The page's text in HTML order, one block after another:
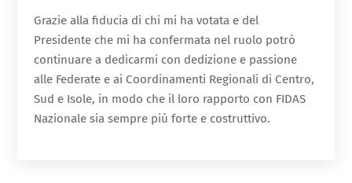
Grazie alla fiducia di chi mi ha votata e del
Presidente che mi ha confermata nel ruolo potrò
continuare a dedicarmi con dedizione e passione
alle Federate e ai Coordinamenti Regionali di Centro,
Sud e Isole, in modo che il loro rapporto con FIDAS
Nazionale sia sempre più forte e costruttivo.